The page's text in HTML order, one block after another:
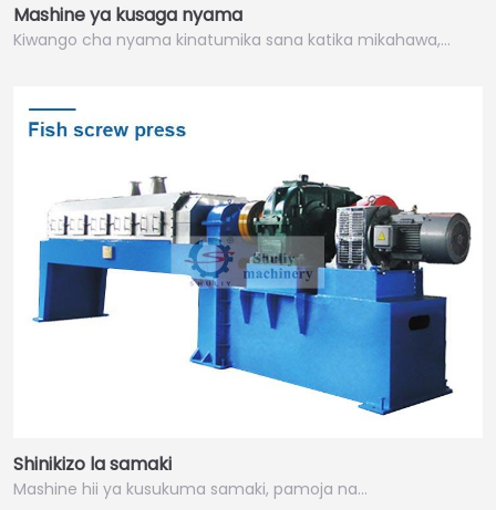
Mashine ya kusaga nyama
Kiwango cha nyama kinatumika sana katika mikahawa,…
Shinikizo la samaki
Mashine hii ya kusukuma samaki, pamoja na…